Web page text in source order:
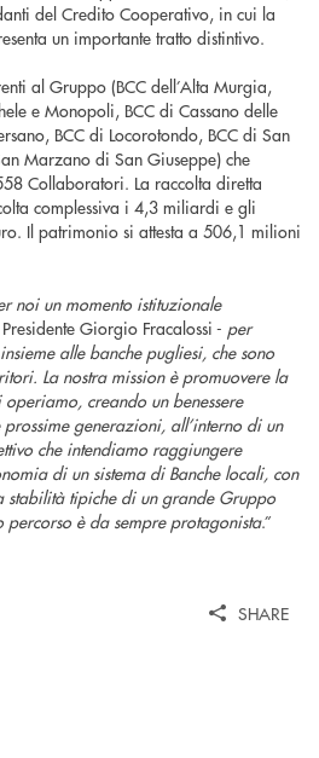
del Credito Cooperativo, in cui la
un importante tratto distintivo.
al Gruppo (BCC dell’Alta Murgia,
e Monopoli, BCC di Cassano delle
BCC di Locorotondo, BCC di San
Marzano di San Giuseppe) che
Collaboratori. La raccolta diretta
complessiva i 4,3 miliardi e gli
Il patrimonio si attesta a 506,1 milioni
noi un momento istituzionale
Giorgio Fracalossi - per
alle banche pugliesi, che sono
La nostra mission è promuovere la
creando un benessere
generazioni, all’interno di un
che intendiamo raggiungere
di un sistema di Banche locali, con
stabilità tipiche di un grande Gruppo
percorso è da sempre protagonista.”
SHARE